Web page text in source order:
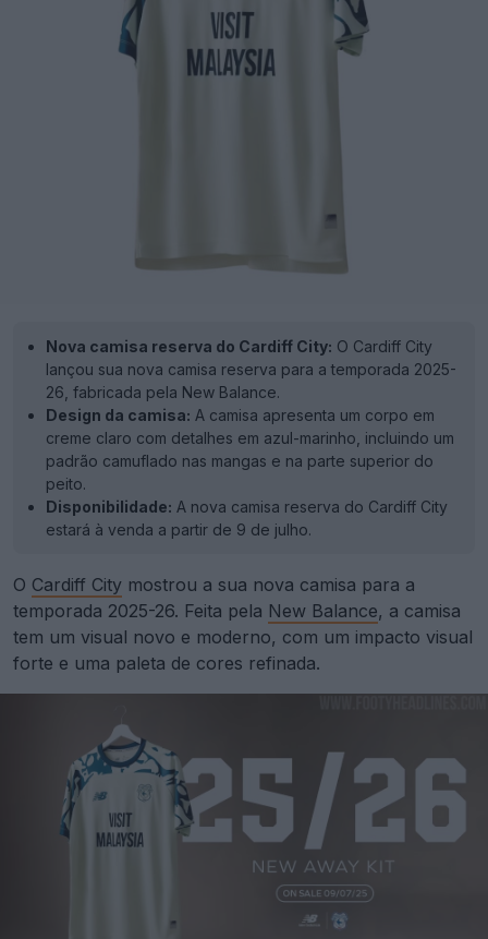
Nova camisa reserva do Cardiff City: O Cardiff City
lançou sua nova camisa reserva para a temporada 2025-
26, fabricada pela New Balance.
Design da camisa: A camisa apresenta um corpo em
creme claro com detalhes em azul-marinho, incluindo um
padrão camuflado nas mangas e na parte superior do
peito.
Disponibilidade: A nova camisa reserva do Cardiff City
estará à venda a partir de 9 de julho.
O Cardiff City mostrou a sua nova camisa para a
temporada 2025-26. Feita pela New Balance, a camisa
tem um visual novo e moderno, com um impacto visual
forte e uma paleta de cores refinada.